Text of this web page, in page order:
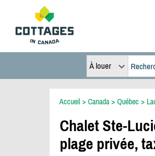
À louer
Accueil > Canada > Québec >
Chalet Ste-
plage privée,